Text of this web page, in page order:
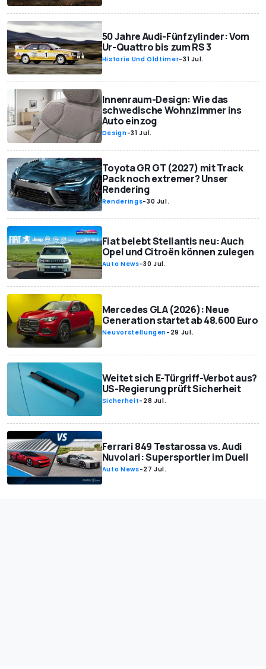
50 Jahre Audi-Fünfzylinder: Vom
Ur-Quattro bis zum RS 3
Historie Und Oldtimer-31 Jul.
Innenraum-Design: Wie das
schwedische Wohnzimmer ins
Auto einzog
Design-31 Jul.
Toyota GR GT (2027) mit Track
Pack noch extremer? Unser
Rendering
Renderings-30 Jul.
Fiat belebt Stellantis neu: Auch
Opel und Citroën können zulegen
Auto News-30 Jul.
Mercedes GLA (2026): Neue
Generation startet ab 48.600 Euro
Neuvorstellungen- 29 Jul.
Weitet sich E-Türgriff-Verbot aus?
US-Regierung prüft Sicherheit
Sicherheit- 28 Jul.
Ferrari 849 Testarossa vs. Audi
Nuvolari: Supersportler im Duell
Auto News-27 Jul.